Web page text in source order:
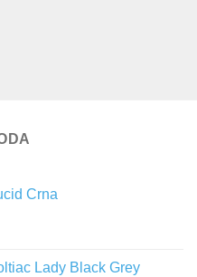
Crna
Lady Black Grey